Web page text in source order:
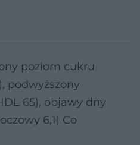
poziom cukru
podwyższony
65), objawy dny
6,1) Co